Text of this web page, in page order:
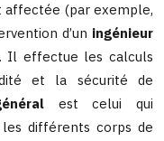
affectée (par exemple,
d’un ingénieur
Il effectue les calculs
et la sécurité de
est celui qui
différents corps de